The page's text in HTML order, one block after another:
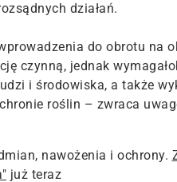
działań.
do obrotu na
czynną, jednak
i środowiska, a także
roślin – zwraca
nawożenia i ochrony.
już teraz